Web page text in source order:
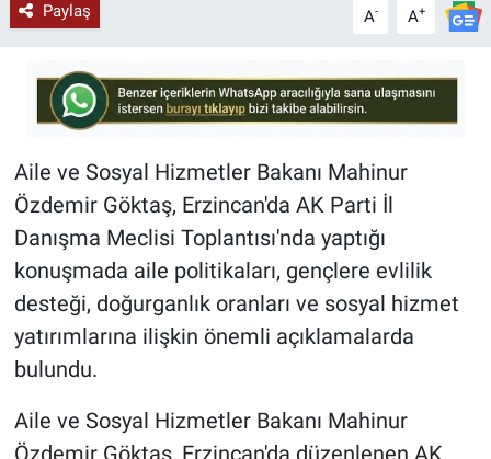
Paylaş A- A+
Aile ve Sosyal Hizmetler Bakanı Mahinur
Özdemir Göktaş, Erzincan'da AK Parti İl
Danışma Meclisi Toplantısı'nda yaptığı
konuşmada aile politikaları, gençlere evlilik
desteği, doğurganlık oranları ve sosyal hizmet
yatırımlarına ilişkin önemli açıklamalarda
bulundu.
Aile ve Sosyal Hizmetler Bakanı Mahinur
RESMİ İLAN